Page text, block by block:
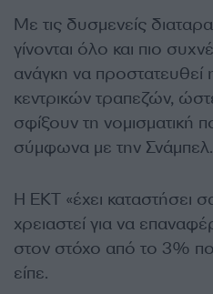
Με τις δυσμενείς
γίνονται όλο και πιο
ανάγκη να προστατευθεί
κεντρικών τραπεζών,
σφίξουν τη νομισματική
σύμφωνα με την Σνάμπελ.
Η ΕΚΤ «έχει καταστήσει
χρειαστεί για να
στον στόχο από το 3%
είπε.